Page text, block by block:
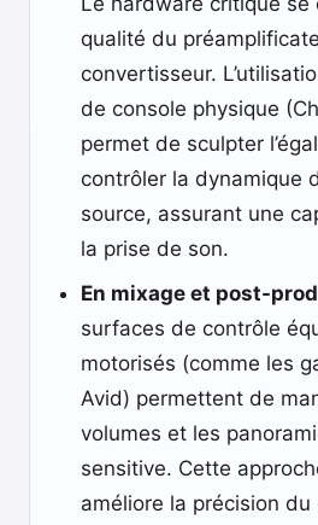
qualité du
convertisseur.
de console physique
permet de sculpter
contrôler la dynamique
source, assurant une
la prise de son.
En mixage et post-
surfaces de contrôle
motorisés (comme les
Avid) permettent de
volumes et les
sensitive. Cette
améliore la précision